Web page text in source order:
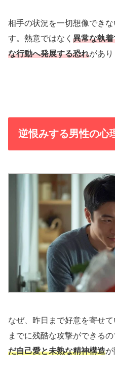
相手の状況を一切想像でき
す。熱意ではなく 異常な執
な行動へ発展する恐れがあり
逆恨みする男性の心
なぜ、昨日まで好意を寄せ
までに残酷な攻撃ができる
だ自己愛と未熟な精神構造が